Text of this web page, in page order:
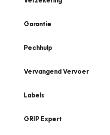
Garantie
Pechhulp
Vervangend Vervoer
Labels
GRIP Expert